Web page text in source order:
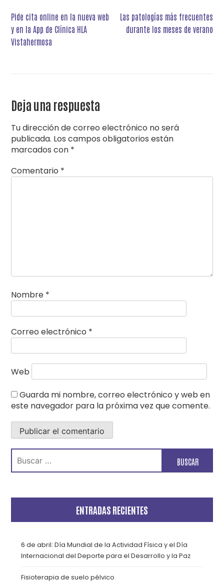
Navegación
de
entradas
Pide cita online en la nueva web
y en la App de Clínica HLA
Vistahermosa
Las patologías más frecuentes
durante los meses de verano
Deja una respuesta
Tu dirección de correo electrónico no será
publicada. Los campos obligatorios están
marcados con *
Comentario *
Nombre *
Correo electrónico *
Web
Guarda mi nombre, correo electrónico y web en
este navegador para la próxima vez que comente.
Buscar:
ENTRADAS RECIENTES
6 de abril: Día Mundial de la Actividad Física y el Día
Internacional del Deporte para el Desarrollo y la Paz
Fisioterapia de suelo pélvico